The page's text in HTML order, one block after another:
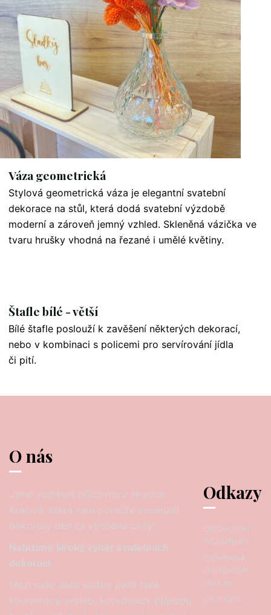
Váza geometrická
Stylová geometrická váza je elegantní svatební
dekorace na stůl, která dodá svatební výzdobě
moderní a zároveň jemný vzhled. Skleněná vázička ve
tvaru hrušky vhodná na řezané i umělé květiny.
Štafle bílé - větší
Bílé štafle poslouží k zavěšení některých dekorací,
nebo v kombinaci s policemi pro servírování jídla
či pití.
O nás
Jsme svatební půjčovna z Hradce
Králové, která vám pomůže vykouzlit
dokonalý den za výhodné ceny!
Nabízíme široký výběr svatebních
dekorací.
Mezi naše další služby patří také
koordinace svateb, koordinace příjezdu
Odkazy
OBCHODNÍ
PODMÍNKY
OCHRANA
OSOBNÍCH
ÚDAJŮ
COOKIES